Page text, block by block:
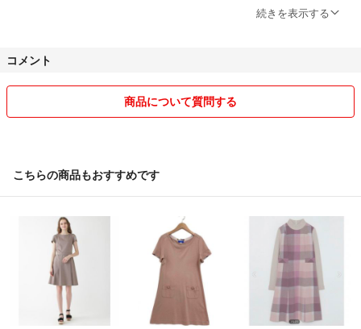
保証が欲しい方はコメント下さい。
・ユーズド品、自宅保管に関してはご理解の上購入下さい。
・新品などブランド品の商品すり替えや理不尽なクレーム防止のため購
・普通郵便での発送後の郵送中のトラブルでの保証はお受けできませ
続きを表示する
コメント
商品について質問する
こちらの商品もおすすめです